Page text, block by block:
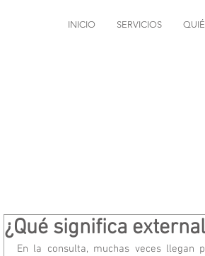
INICIO SERVICIOS
¿Qué significa
En la consulta, muchas veces llegan